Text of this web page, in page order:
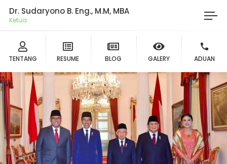
Dr. Sudaryono B. Eng., M.M, MBA
Ketua DP
TENTANG RESUME BLOG GALERY ADUAN